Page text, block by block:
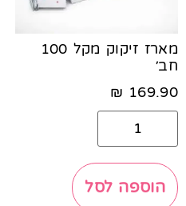
מארז זיקוק מקל 100
חב׳
169.90
₪
הוספה לסל